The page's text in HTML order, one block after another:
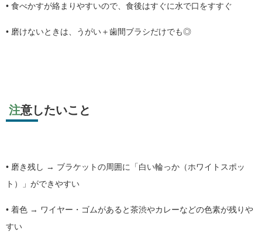
• 食べかすが絡まりやすいので、食後はすぐに水で口をすすぐ
• 磨けないときは、うがい＋歯間ブラシだけでも◎
注意したいこと
• 磨き残し → ブラケットの周囲に「白い輪っか（ホワイトスポッ
ト）」ができやすい
• 着色 → ワイヤー・ゴムがあると茶渋やカレーなどの色素が残りや
すい